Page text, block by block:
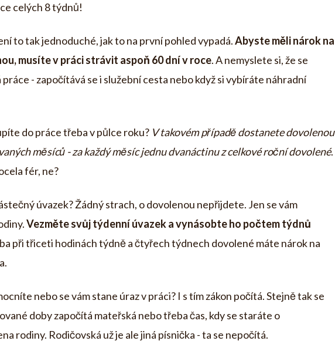
celých 8 týdnů!
to tak jednoduché, jak to na první pohled vypadá.Abyste měli nárok na
musíte v práci strávit aspoň 60 dní v roce. A nemyslete si, že se
- započítává se i služební cesta nebo když si vybíráte náhradní
do práce třeba v půlce roku? V takovém případě dostanete dovolenou
měsíců - za každý měsíc jednu dvanáctinu z celkové roční dovolené.
fér, ne?
úvazek? Žádný strach, o dovolenou nepřijdete. Jen se vám
Vezměte svůj týdenní úvazek a vynásobte ho počtem týdnů
při třiceti hodinách týdně a čtyřech týdnech dovolené máte nárok na
nebo se vám stane úraz v práci? I s tím zákon počítá. Stejně tak se
doby započítá mateřská nebo třeba čas, kdy se staráte o
rodiny. Rodičovská už je ale jiná písnička - ta se nepočítá.